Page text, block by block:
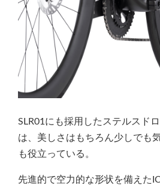
SLR01にも採用したステルスド
は、美しさはもちろん少しでも
も役立っている。
先進的で空力的な形状を備えた